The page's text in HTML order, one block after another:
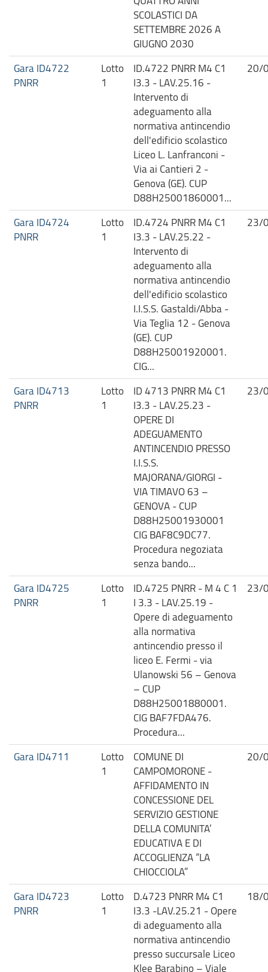
SCOLASTICI DA
SETTEMBRE 2026 A
GIUGNO 2030
Gara ID4722
PNRR
Lotto
1
ID.4722 PNRR M4 C1
I3.3 - LAV.25.16 -
Intervento di
adeguamento alla
normativa antincendio
dell'edificio scolastico
Liceo L. Lanfranconi -
Via ai Cantieri 2 -
Genova (GE). CUP
D88H25001860001...
20/
Gara ID4724
PNRR
Lotto
1
ID.4724 PNRR M4 C1
I3.3 - LAV.25.22 -
Intervento di
adeguamento alla
normativa antincendio
dell'edificio scolastico
I.I.S.S. Gastaldi/Abba -
Via Teglia 12 - Genova
(GE). CUP
D88H25001920001.
CIG...
23/
Gara ID4713
PNRR
Lotto
1
ID 4713 PNRR M4 C1
I3.3 - LAV.25.23 -
OPERE DI
ADEGUAMENTO
ANTINCENDIO PRESSO
I.I.S.S.
MAJORANA/GIORGI -
VIA TIMAVO 63 –
GENOVA - CUP
D88H25001930001
CIG BAF8C9DC77.
Procedura negoziata
senza bando...
23/
Gara ID4725
PNRR
Lotto
1
ID.4725 PNRR - M 4 C 1
I 3.3 - LAV.25.19 -
Opere di adeguamento
alla normativa
antincendio presso il
liceo E. Fermi - via
Ulanowski 56 – Genova
– CUP
D88H25001880001.
CIG BAF7FDA476.
Procedura...
23/
Gara ID4711
Lotto
1
COMUNE DI
CAMPOMORONE -
AFFIDAMENTO IN
CONCESSIONE DEL
SERVIZIO GESTIONE
DELLA COMUNITA’
EDUCATIVA E DI
ACCOGLIENZA “LA
CHIOCCIOLA”
20/
Gara ID4723
PNRR
Lotto
1
D.4723 PNRR M4 C1
I3.3 -LAV.25.21 - Opere
di adeguamento alla
normativa antincendio
presso succursale Liceo
Klee Barabino – Viale
18/